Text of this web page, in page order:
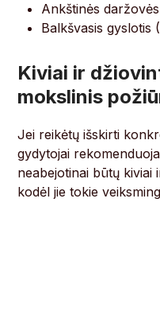
Ankštinės
Balkšvasis gyslotis
Kiviai ir
mokslinis
Jei reikėtų išskirti
gydytojai
neabejotinai būtų kiviai
kodėl jie tokie